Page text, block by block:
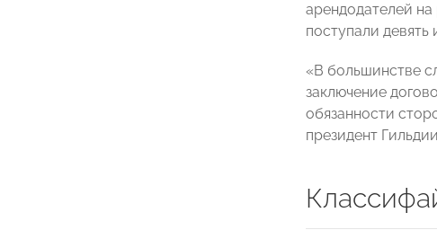
арендодателей
поступали
«В большинстве
заключение
обязанности
президент